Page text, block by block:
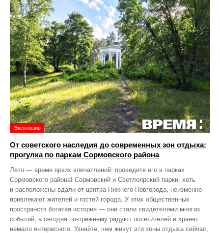
Эксклюзив
От советского наследия до современных зон отдыха:
прогулка по паркам Сормовского района
Лето — время ярких впечатлений: проведите его в парках
Сормовского района! Сормовский и Светлоярский парки, хоть
и расположены вдали от центра Нижнего Новгорода, неизменно
привлекают жителей и гостей города. У этих общественных
пространств богатая история — они стали свидетелями многих
событий, а сегодня по‑прежнему радуют посетителей и хранят
немало интересного. Узнайте, чем живут эти зоны отдыха сейчас,